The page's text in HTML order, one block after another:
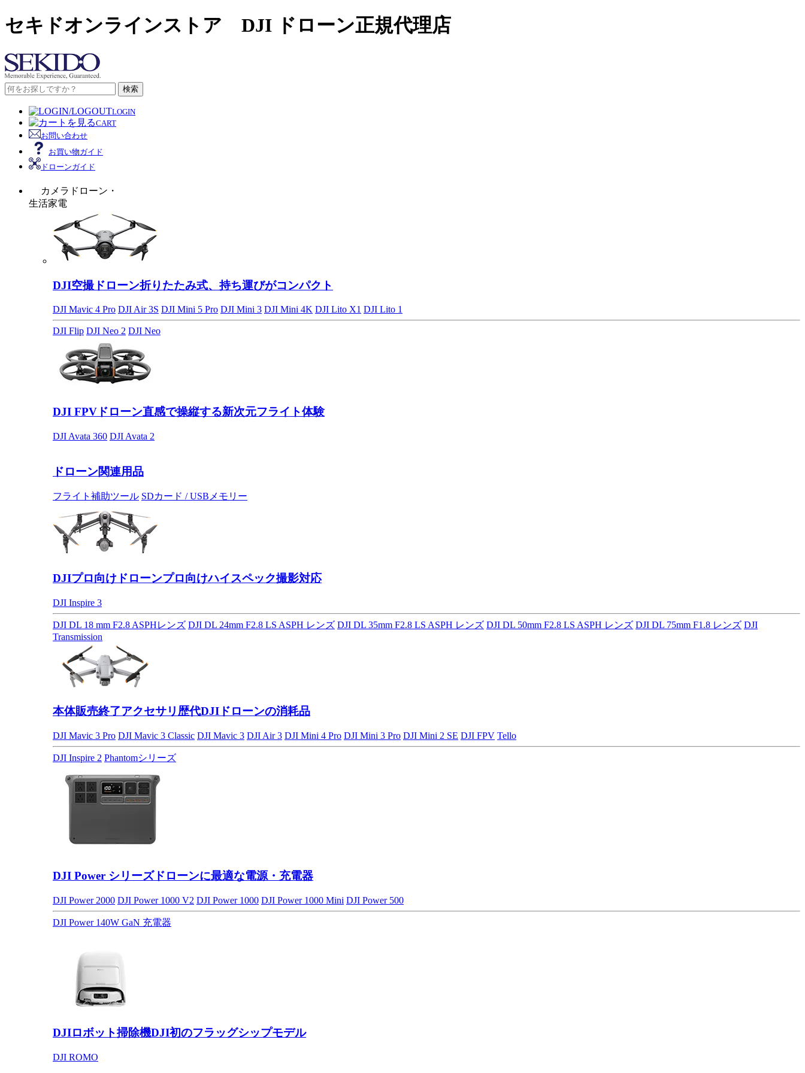
セキドオンラインストア DJI ドローン正規代理店
検索
LOGIN
CART
お問い合わせ
お買い物ガイド
ドローンガイド
カメラドローン・
生活家電
DJI空撮ドローン折りたたみ式、持ち運びがコンパクト
DJI Mavic 4 Pro DJI Air 3S DJI Mini 5 Pro DJI Mini 3 DJI Mini 4K DJI Lito X1 DJI Lito 1
DJI Flip DJI Neo 2 DJI Neo
DJI FPVドローン直感で操縦する新次元フライト体験
DJI Avata 360 DJI Avata 2
ドローン関連用品
フライト補助ツール SDカード / USBメモリー
DJIプロ向けドローンプロ向けハイスペック撮影対応
DJI Inspire 3
DJI DL 18 mm F2.8 ASPHレンズ DJI DL 24mm F2.8 LS ASPH レンズ DJI DL 35mm F2.8 LS ASPH レンズ DJI DL 50mm F2.8 LS ASPH レンズ DJI DL 75mm F1.8 レンズ DJI
Transmission
本体販売終了アクセサリ 歴代DJIドローンの消耗品
DJI Mavic 3 Pro DJI Mavic 3 Classic DJI Mavic 3 DJI Air 3 DJI Mini 4 Pro DJI Mini 3 Pro DJI Mini 2 SE DJI FPV Tello
DJI Inspire 2 Phantomシリーズ
DJI Power シリーズドローンに最適な電源・充電器
DJI Power 2000 DJI Power 1000 V2 DJI Power 1000 DJI Power 1000 Mini DJI Power 500
DJI Power 140W GaN 充電器
DJIロボット掃除機DJI初のフラッグシップモデル
DJI ROMO